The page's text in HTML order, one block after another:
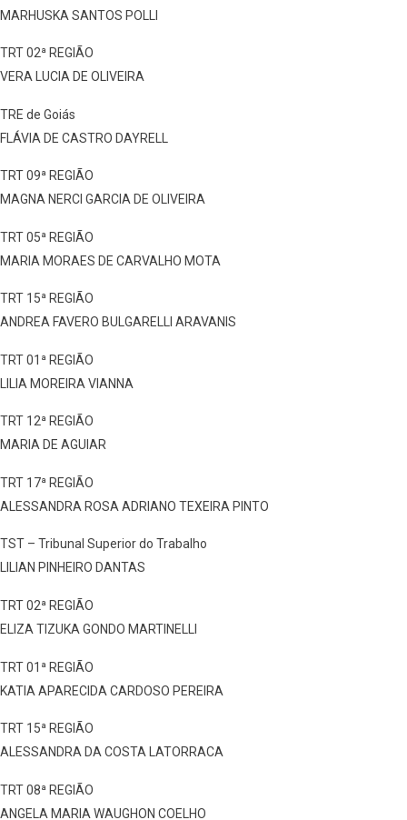
MARHUSKA SANTOS POLLI
TRT 02ª REGIÃO
VERA LUCIA DE OLIVEIRA
TRE de Goiás
FLÁVIA DE CASTRO DAYRELL
TRT 09ª REGIÃO
MAGNA NERCI GARCIA DE OLIVEIRA
TRT 05ª REGIÃO
MARIA MORAES DE CARVALHO MOTA
TRT 15ª REGIÃO
ANDREA FAVERO BULGARELLI ARAVANIS
TRT 01ª REGIÃO
LILIA MOREIRA VIANNA
TRT 12ª REGIÃO
MARIA DE AGUIAR
TRT 17ª REGIÃO
ALESSANDRA ROSA ADRIANO TEXEIRA PINTO
TST – Tribunal Superior do Trabalho
LILIAN PINHEIRO DANTAS
TRT 02ª REGIÃO
ELIZA TIZUKA GONDO MARTINELLI
TRT 01ª REGIÃO
KATIA APARECIDA CARDOSO PEREIRA
TRT 15ª REGIÃO
ALESSANDRA DA COSTA LATORRACA
TRT 08ª REGIÃO
ANGELA MARIA WAUGHON COELHO